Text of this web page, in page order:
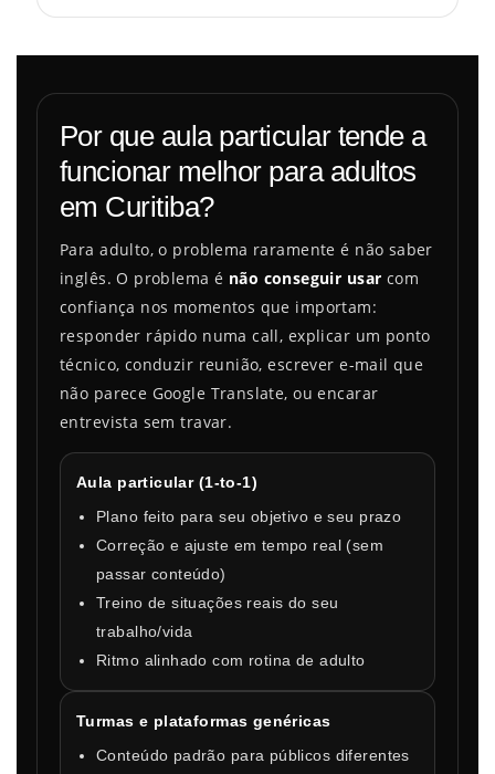
Por que aula particular tende a
funcionar melhor para adultos
em Curitiba?
Para adulto, o problema raramente é não saber
inglês. O problema é não conseguir usar com
confiança nos momentos que importam:
responder rápido numa call, explicar um ponto
técnico, conduzir reunião, escrever e-mail que
não parece Google Translate, ou encarar
entrevista sem travar.
Aula particular (1-to-1)
Plano feito para seu objetivo e seu prazo
Correção e ajuste em tempo real (sem
passar conteúdo)
Treino de situações reais do seu
trabalho/vida
Ritmo alinhado com rotina de adulto
Turmas e plataformas genéricas
Conteúdo padrão para públicos diferentes